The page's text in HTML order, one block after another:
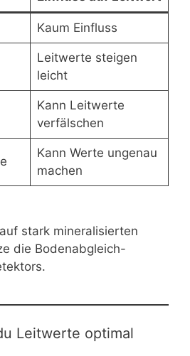
Kaum Einfluss
Leitwerte steigen
leicht
Kann Leitwerte
verfälschen
Kann Werte ungenau
machen
stark mineralisierten
die Bodenabgleich-
Leitwerte optimal